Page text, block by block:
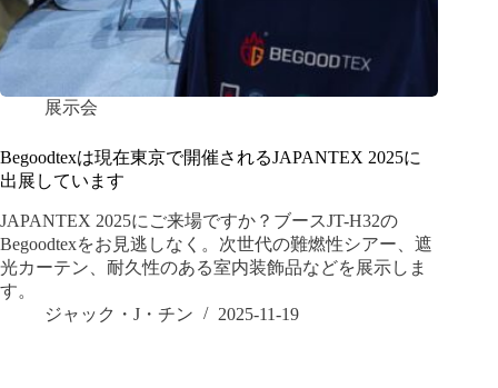
展示会
Begoodtexは現在東京で開催されるJAPANTEX 2025に
出展しています
JAPANTEX 2025にご来場ですか？ブースJT-H32の
Begoodtexをお見逃しなく。次世代の難燃性シアー、遮
光カーテン、耐久性のある室内装飾品などを展示しま
す。
ジャック・J・チン
2025-11-19